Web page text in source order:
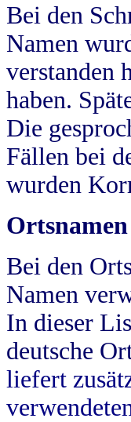
Bei den
Namen
verstanden
haben.
Die
Fällen bei
wurden
Ortsnamen
Bei den
Namen
In dieser
deutsche
liefert